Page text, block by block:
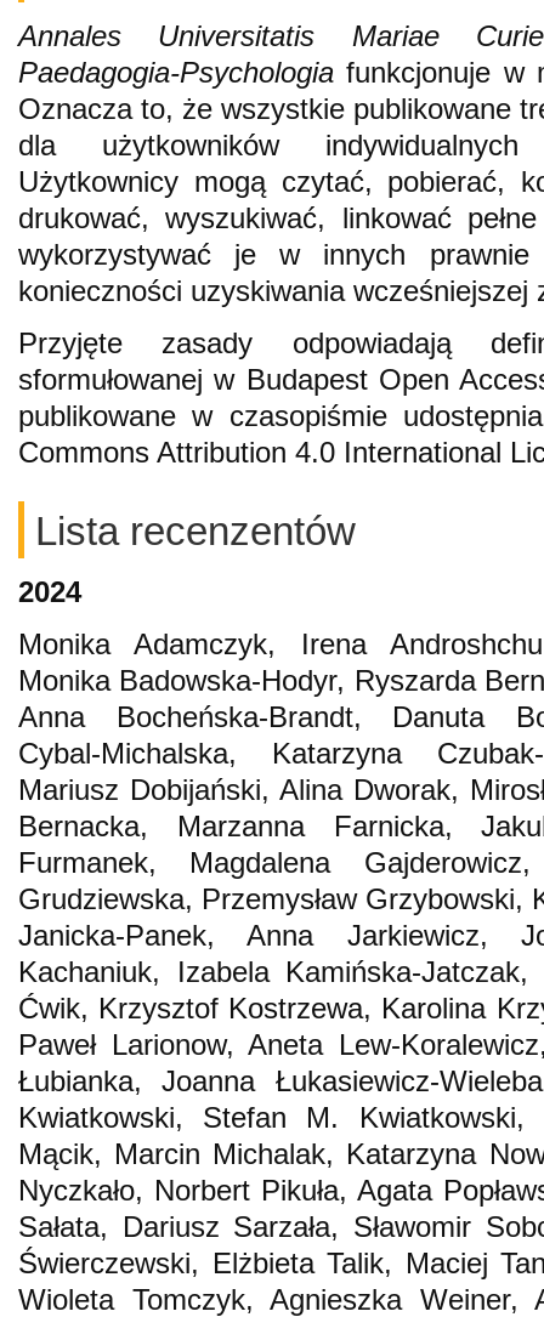
Annales Universitatis Mariae
Paedagogia-Psychologia funkcjonuje w
Oznacza to, że wszystkie publikowane
dla użytkowników
Użytkownicy mogą czytać, pobierać,
drukować, wyszukiwać, linkować
wykorzystywać je w innych
konieczności uzyskiwania
Przyjęte zasady odpowiadają
sformułowanej w Budapest Open
publikowane w czasopiśmie
Commons Attribution 4.0 International
Lista recenzentów
2024
Monika Adamczyk, Irena
Monika Badowska-Hodyr, Ryszarda
Anna Bocheńska-Brandt, Danuta
Cybal-Michalska, Katarzyna
Mariusz Dobijański, Alina Dworak,
Bernacka, Marzanna Farnicka,
Furmanek, Magdalena
Grudziewska, Przemysław Grzybowski,
Janicka-Panek, Anna Jarkiewicz,
Kachaniuk, Izabela Kamińska-
Ćwik, Krzysztof Kostrzewa, Karolina
Paweł Larionow, Aneta Lew-
Łubianka, Joanna Łukasiewicz-
Kwiatkowski, Stefan M.
Mącik, Marcin Michalak, Katarzyna
Nyczkało, Norbert Pikuła, Agata
Sałata, Dariusz Sarzała, Sławomir
Świerczewski, Elżbieta Talik, Maciej
Wioleta Tomczyk, Agnieszka Weiner,